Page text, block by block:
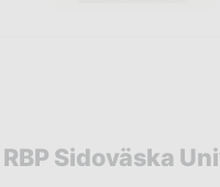
RBP Sidoväska